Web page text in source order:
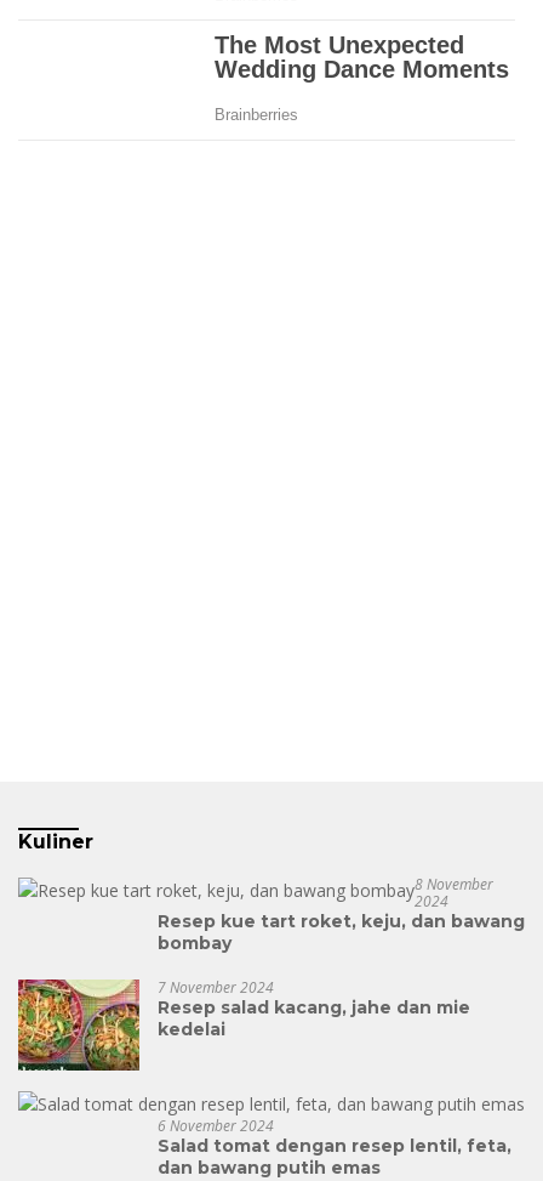
Kuliner
8 November
2024
Resep kue tart roket, keju, dan bawang
bombay
7 November 2024
Resep salad kacang, jahe dan mie
kedelai
6 November 2024
Salad tomat dengan resep lentil, feta,
dan bawang putih emas